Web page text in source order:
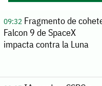
09:32Fragmento de
Falcon 9 de SpaceX
impacta contra la Luna